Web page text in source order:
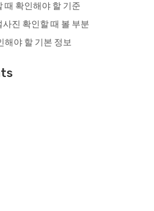
때 확인해야 할 기준
진 확인할 때 볼 부분
해야 할 기본 정보